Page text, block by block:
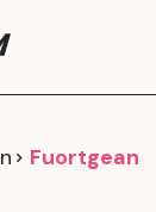
Fuortgean